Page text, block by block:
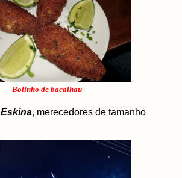
Bolinho de bacalhau
Eskina, merecedores de tamanho